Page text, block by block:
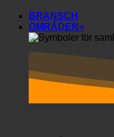
BRANSCH
OMRÅDEN+